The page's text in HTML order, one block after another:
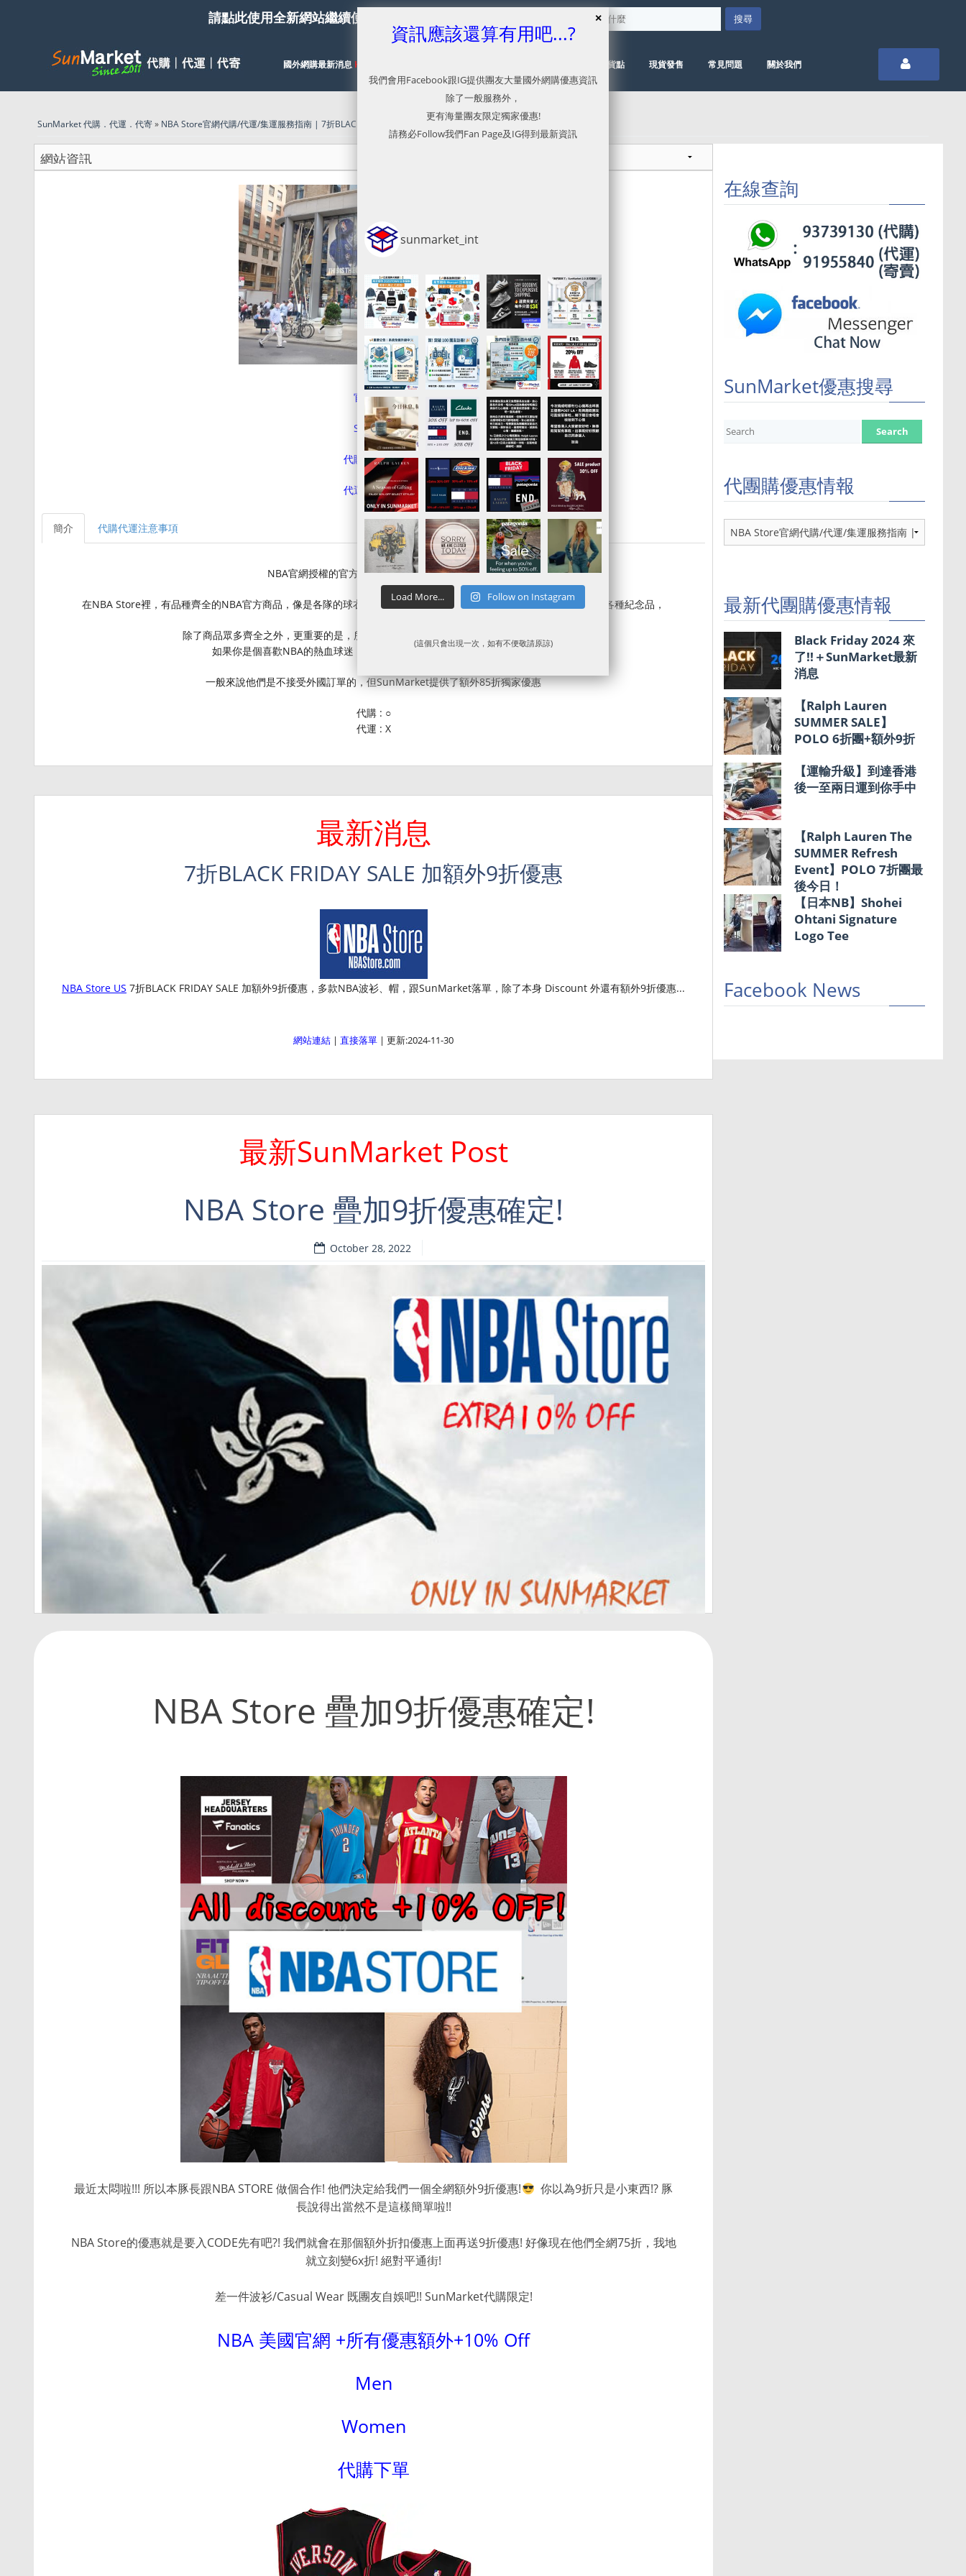
請點此使用全新網站繼續使用服務，本網已停止更新
國外網購最新消息 HOT 有關取貨點 現貨發售 常見問題 關於我們
SunMarket 代購．代運．代寄» NBA Store官網代購/代運/集運服務指南 | 7折BLACK FRIDAY SALE 加額外9折優惠
官網連結
Sale貨品
代購落單連結
代運賬戶申請
簡介 代購代運注意事項
NBA官網授權的官方商店，應該不用多介紹了吧
在NBA Store裡，有品種齊全的NBA官方商品，像是各隊的球衣、球鞋、帽子、吉祥物玩偶、簽名球、球卡等數不清的各種紀念品，
除了商品眾多齊全之外，更重要的是，所有在店內的商品，絕對都是官方授權的正品。
如果你是個喜歡NBA的熱血球迷，那麼NBA官方商店絕對是一個聖殿了！
一般來說他們是不接受外國訂單的，但SunMarket提供了額外85折獨家優惠
代購 : ○
代運 : X
最新消息
7折BLACK FRIDAY SALE 加額外9折優惠
NBA Store US 7折BLACK FRIDAY SALE 加額外9折優惠，多款NBA波衫、帽，跟SunMarket落單，除了本身 Discount 外還有額外9折優惠...
網站連結 | 直接落單 | 更新:2024-11-30
最新SunMarket Post
NBA Store 疊加9折優惠確定!
October 28, 2022
NBA Store 疊加9折優惠確定!
最近太悶啦!!! 所以本豚長跟NBA STORE 做個合作! 他們決定給我們一個全網額外9折優惠!
你以為9折只是小東西!? 豚
長說得出當然不是這樣簡單啦!!
NBA Store的優惠就是要入CODE先有吧?! 我們就會在那個額外折扣優惠上面再送9折優惠! 好像現在他們全網75折，我地
就立刻變6x折! 絕對平通街!
差一件波衫/Casual Wear 既團友自娛吧!! SunMarket代購限定!
NBA 美國官網 +所有優惠額外+10% Off
Men
Women
代購下單
在線查詢
SunMarket優惠搜尋
代團購優惠情報
代
團
情
報
最新代團購優惠情報
Black Friday 2024 來
了!!＋SunMarket最新
消息
【Ralph Lauren
SUMMER SALE】
POLO 6折團+額外9折
【運輸升級】到達香港
後一至兩日運到你手中
【Ralph Lauren The
SUMMER Refresh
Event】POLO 7折團最
後今日！
【日本NB】Shohei
Ohtani Signature
Logo Tee
Facebook News
資訊應該還算有用吧...?
我們會用Facebook跟IG提供團友大量國外網購優惠資訊
除了一般服務外，
更有海量團友限定獨家優惠!
請務必Follow我們Fan Page及IG得到最新資訊
sunmarket_int
Load More... Follow on Instagram
(這個只會出現一次，如有不便敬請原諒)